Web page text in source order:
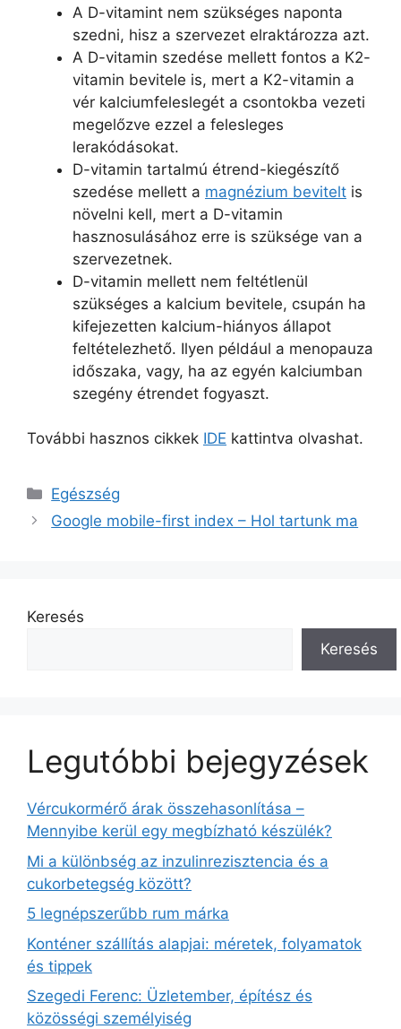
A D-vitamint nem szükséges naponta
szedni, hisz a szervezet elraktározza azt.
A D-vitamin szedése mellett fontos a K2-
vitamin bevitele is, mert a K2-vitamin a
vér kalciumfeleslegét a csontokba vezeti
megelőzve ezzel a felesleges
lerakódásokat.
D-vitamin tartalmú étrend-kiegészítő
szedése mellett a magnézium bevitelt is
növelni kell, mert a D-vitamin
hasznosulásához erre is szüksége van a
szervezetnek.
D-vitamin mellett nem feltétlenül
szükséges a kalcium bevitele, csupán ha
kifejezetten kalcium-hiányos állapot
feltételezhető. Ilyen például a menopauza
időszaka, vagy, ha az egyén kalciumban
szegény étrendet fogyaszt.
További hasznos cikkek IDE kattintva olvashat.
Kategória
Egészség
Google mobile-first index – Hol tartunk ma
Keresés
Keresés
Legutóbbi bejegyzések
Vércukormérő árak összehasonlítása –
Mennyibe kerül egy megbízható készülék?
Mi a különbség az inzulinrezisztencia és a
cukorbetegség között?
5 legnépszerűbb rum márka
Konténer szállítás alapjai: méretek, folyamatok
és tippek
Szegedi Ferenc: Üzletember, építész és
közösségi személyiség